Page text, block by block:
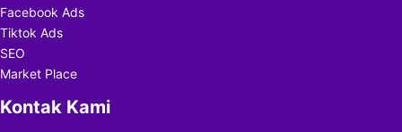
Facebook Ads
Tiktok Ads
SEO
Market Place
Kontak Kami